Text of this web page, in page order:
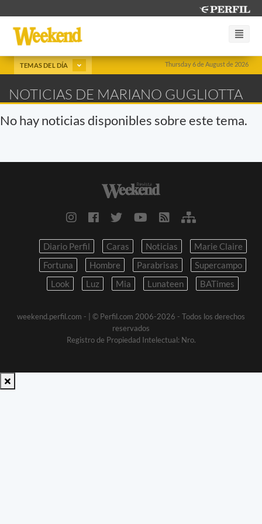
Thursday 6 de August de 2026
TEMAS DEL DÍA
NOTICIAS DE MARIANO GUGLIOTTA
No hay noticias disponibles sobre este tema.
Diario Perfil Caras Noticias
Marie Claire
Fortuna
Hombre Parabrisas
Supercampo
Look
Luz Mia Lunateen BATimes
weekend.perfil.com -
| © Perfil.com 2006-2026 - Todos los derechos
reservados
Registro de Propiedad Intelectual: Nro.